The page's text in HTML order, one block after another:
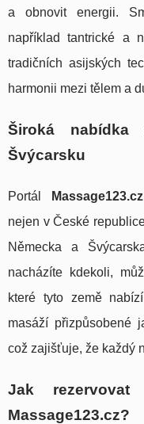
a obnovit energii.
například tantrické a
tradičních asijských
harmonii mezi tělem a
Široká
Švýcarsku
Portál Massage123.cz
nejen v České
Německa a
nacházíte kdekoli,
které tyto země
masáží přizpůsobené
což zajišťuje, že každý
Jak rezervovat
Massage123.cz?